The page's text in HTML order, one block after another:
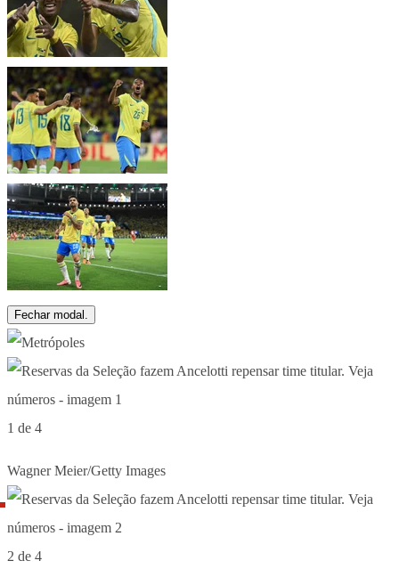
Fechar modal.
1 de 4
Wagner Meier/Getty Images
2 de 4